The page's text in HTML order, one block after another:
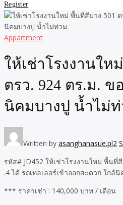
Register
Appartment
ให้เช่าโรงงานให
ตรว. 924 ตร.ม. ข
นิคมบางปู น้ำไม่ท่
Written by asanghanasue.pl2
รหัส# JD452 ให้เช่าโรงงานใหม่ พื้นที่
.4 ได้ รถเทลเลอร์เข้าออกสะดวก ใกล้
*** ราคาเช่า : 140,000 บาท / เดือน